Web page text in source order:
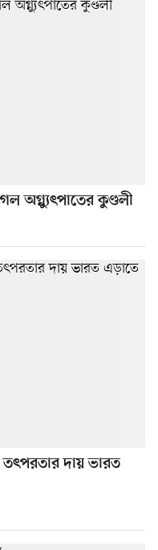
অগ্ন্যুৎপাতের কুণ্ডলী
তৎপরতার দায় ভারত